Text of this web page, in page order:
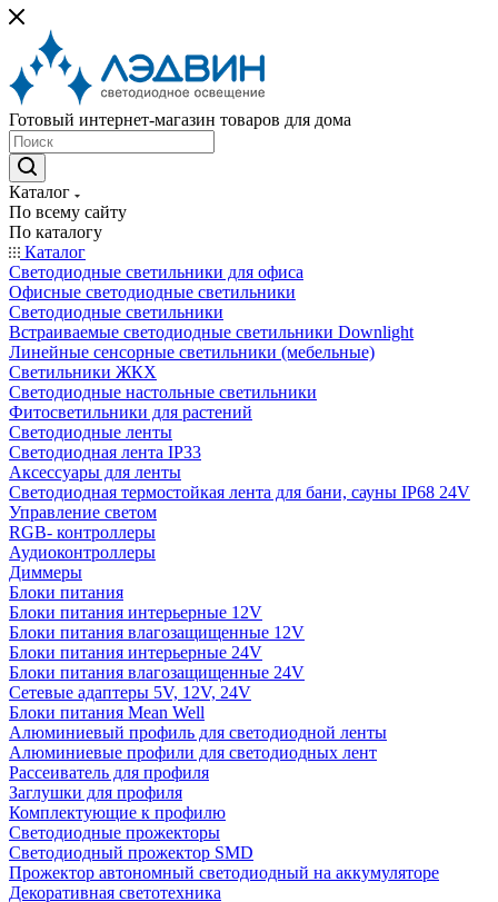
Готовый интернет-магазин товаров для дома
Каталог
По всему сайту
По каталогу
Каталог
Светодиодные светильники для офиса
Офисные светодиодные светильники
Светодиодные светильники
Встраиваемые светодиодные светильники Downlight
Линейные сенсорные светильники (мебельные)
Светильники ЖКХ
Светодиодные настольные светильники
Фитосветильники для растений
Светодиодные ленты
Светодиодная лента IP33
Аксессуары для ленты
Светодиодная термостойкая лента для бани, сауны IP68 24V
Управление светом
RGB- контроллеры
Аудиоконтроллеры
Диммеры
Блоки питания
Блоки питания интерьерные 12V
Блоки питания влагозащищенные 12V
Блоки питания интерьерные 24V
Блоки питания влагозащищенные 24V
Сетевые адаптеры 5V, 12V, 24V
Блоки питания Mean Well
Алюминиевый профиль для светодиодной ленты
Алюминиевые профили для светодиодных лент
Рассеиватель для профиля
Заглушки для профиля
Комплектующие к профилю
Светодиодные прожекторы
Светодиодный прожектор SMD
Прожектор автономный светодиодный на аккумуляторе
Декоративная светотехника